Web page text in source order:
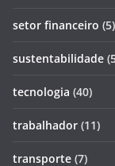
setor financeiro (5)
sustentabilidade
tecnologia (40)
trabalhador (11)
transporte (7)